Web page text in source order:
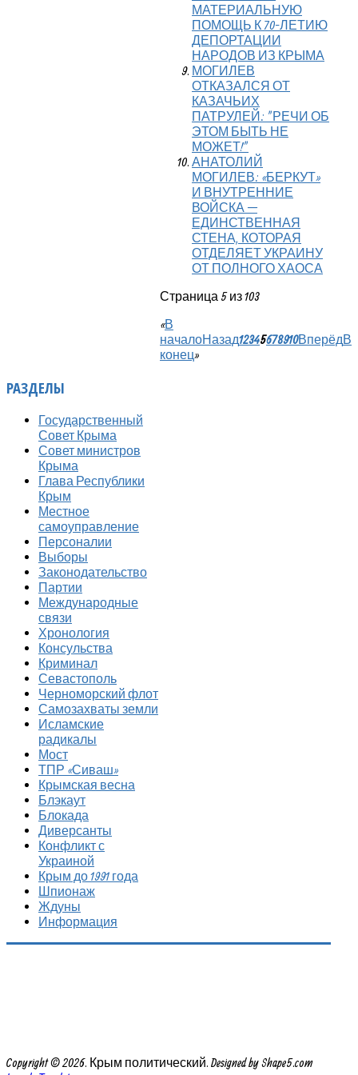
МАТЕРИАЛЬНУЮ
ПОМОЩЬ К 70-ЛЕТИЮ
ДЕПОРТАЦИИ
НАРОДОВ ИЗ КРЫМА
МОГИЛЕВ
ОТКАЗАЛСЯ ОТ
КАЗАЧЬИХ
ПАТРУЛЕЙ: "РЕЧИ ОБ
ЭТОМ БЫТЬ НЕ
МОЖЕТ!"
АНАТОЛИЙ
МОГИЛЕВ: «БЕРКУТ»
И ВНУТРЕННИЕ
ВОЙСКА —
ЕДИНСТВЕННАЯ
СТЕНА, КОТОРАЯ
ОТДЕЛЯЕТ УКРАИНУ
ОТ ПОЛНОГО ХАОСА
Страница 5 из 103
«В
началоНазад12345678910ВперёдВ
конец»
РАЗДЕЛЫ
Государственный
Совет Крыма
Совет министров
Крыма
Глава Республики
Крым
Местное
самоуправление
Персоналии
Выборы
Законодательство
Партии
Международные
связи
Хронология
Консульства
Криминал
Севастополь
Черноморский флот
Самозахваты земли
Исламские
радикалы
Мост
ТПР «Сиваш»
Крымская весна
Блэкаут
Блокада
Диверсанты
Конфликт с
Украиной
Крым до 1991 года
Шпионаж
Ждуны
Информация
Copyright © 2026. Крым политический. Designed by Shape5.com